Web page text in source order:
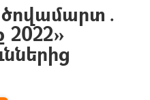
2022»